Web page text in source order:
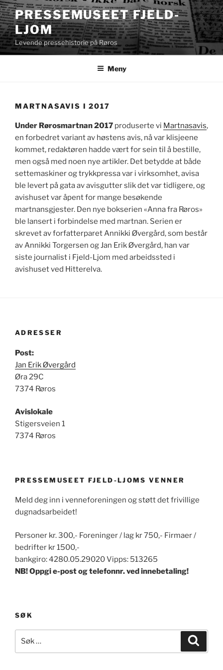
Gå
til
innhold
PRESSEMUSEET FJELD-
LJOM
Levende pressehistorie på Røros
Meny
MARTNASAVIS I 2017
Under Rørosmartnan 2017 produserte vi Martnasavis,
en forbedret variant av høstens avis, nå var klisjeene
kommet, redaktøren hadde vært for sein til å bestille,
men også med noen nye artikler. Det betydde at både
settemaskiner og trykkpressa var i virksomhet, avisa
ble levert på gata av avisgutter slik det var tidligere, og
avishuset var åpent for mange besøkende
martnansgjester. Den nye bokserien «Anna fra Røros»
ble lansert i forbindelse med martnan. Serien er
skrevet av forfatterparet Annikki Øvergård, som består
av Annikki Torgersen og Jan Erik Øvergård, han var
siste journalist i Fjeld-Ljom med arbeidssted i
avishuset ved Hitterelva.
ADRESSER
Post:
Jan Erik Øvergård
Øra 29C
7374 Røros
Avislokale
Stigersveien 1
7374 Røros
PRESSEMUSEET FJELD-LJOMS VENNER
Meld deg inn i venneforeningen og støtt det frivillige
dugnadsarbeidet!
Personer kr. 300,- Foreninger / lag kr 750,- Firmaer /
bedrifter kr 1500,-
bankgiro: 4280.05.29020 Vipps: 513265
NB! Oppgi e-post og telefonnr. ved innebetaling!
SØK
etter: